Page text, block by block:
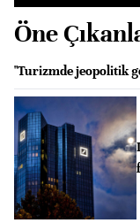
Öne
"Turizmde jeopolitik